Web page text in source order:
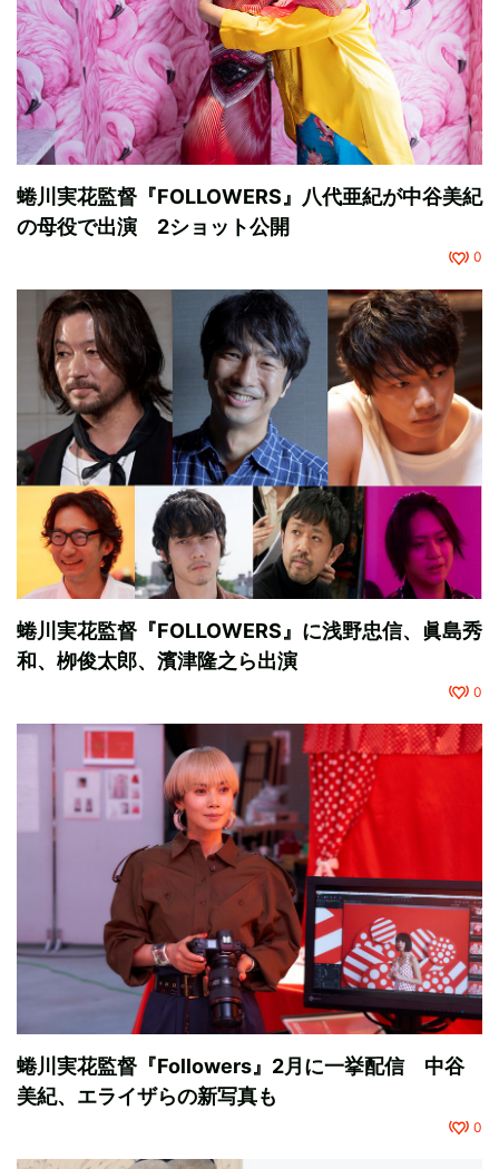
蜷川実花監督『FOLLOWERS』八代亜紀が中谷美紀
の母役で出演 2ショット公開
0
蜷川実花監督『FOLLOWERS』に浅野忠信、眞島秀
和、栁俊太郎、濱津隆之ら出演
0
蜷川実花監督『Followers』2月に一挙配信 中谷
美紀、エライザらの新写真も
0